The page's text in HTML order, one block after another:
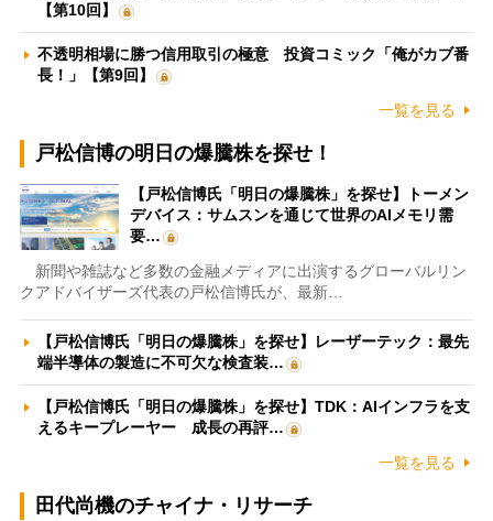
【第10回】
不透明相場に勝つ信用取引の極意 投資コミック「俺がカブ番
長！」【第9回】
一覧を見る
戸松信博の明日の爆騰株を探せ！
【戸松信博氏「明日の爆騰株」を探せ】トーメン
デバイス：サムスンを通じて世界のAIメモリ需
要…
新聞や雑誌など多数の金融メディアに出演するグローバルリン
クアドバイザーズ代表の戸松信博氏が、最新…
【戸松信博氏「明日の爆騰株」を探せ】レーザーテック：最先
端半導体の製造に不可欠な検査装…
【戸松信博氏「明日の爆騰株」を探せ】TDK：AIインフラを支
えるキープレーヤー 成長の再評…
一覧を見る
田代尚機のチャイナ・リサーチ